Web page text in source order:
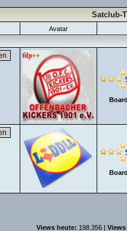
Satclub-
Avatar
Views heute: 198.356 |